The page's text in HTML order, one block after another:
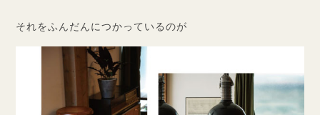
それをふんだんにつかっているのが